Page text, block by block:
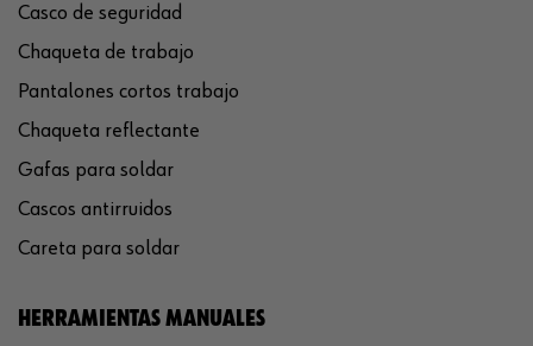
Casco de seguridad
Chaqueta de trabajo
Pantalones cortos trabajo
Chaqueta reflectante
Gafas para soldar
Cascos antirruidos
Careta para soldar
HERRAMIENTAS MANUALES